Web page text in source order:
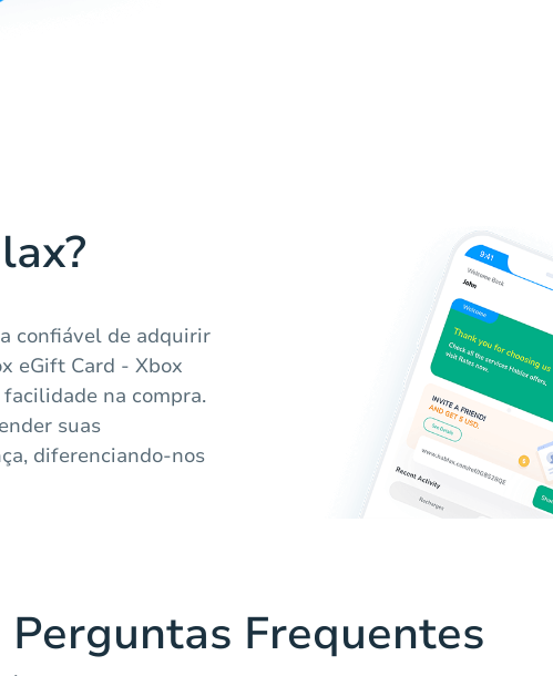
confiável de adquirir
eGift Card - Xbox
na compra.
suas
diferenciando-nos
Perguntas Frequentes